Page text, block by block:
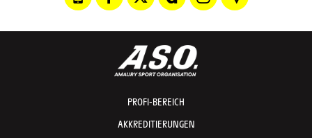
PROFI-BEREICH
AKKREDITIERUNGEN